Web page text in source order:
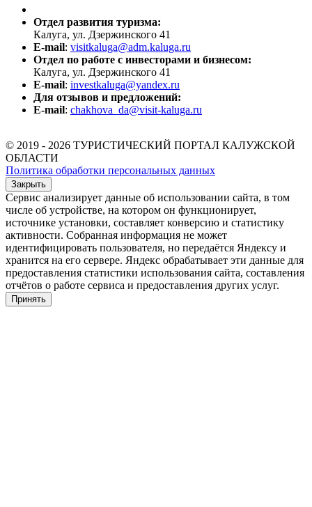
Отдел развития туризма:
Калуга, ул. Дзержинского 41
E-mail: visitkaluga@adm.kaluga.ru
Отдел по работе с инвесторами и бизнесом:
Калуга, ул. Дзержинского 41
E-mail: investkaluga@yandex.ru
Для отзывов и предложений:
E-mail: chakhova_da@visit-kaluga.ru
© 2019 - 2026 ТУРИСТИЧЕСКИЙ ПОРТАЛ КАЛУЖСКОЙ
ОБЛАСТИ
Политика обработки персональных данных
Закрыть
Сервис анализирует данные об использовании сайта, в том
числе об устройстве, на котором он функционирует,
источнике установки, составляет конверсию и статистику
активности. Собранная информация не может
идентифицировать пользователя, но передаётся Яндексу и
хранится на его сервере. Яндекс обрабатывает эти данные для
предоставления статистики использования сайта, составления
отчётов о работе сервиса и предоставления других услуг.
Принять